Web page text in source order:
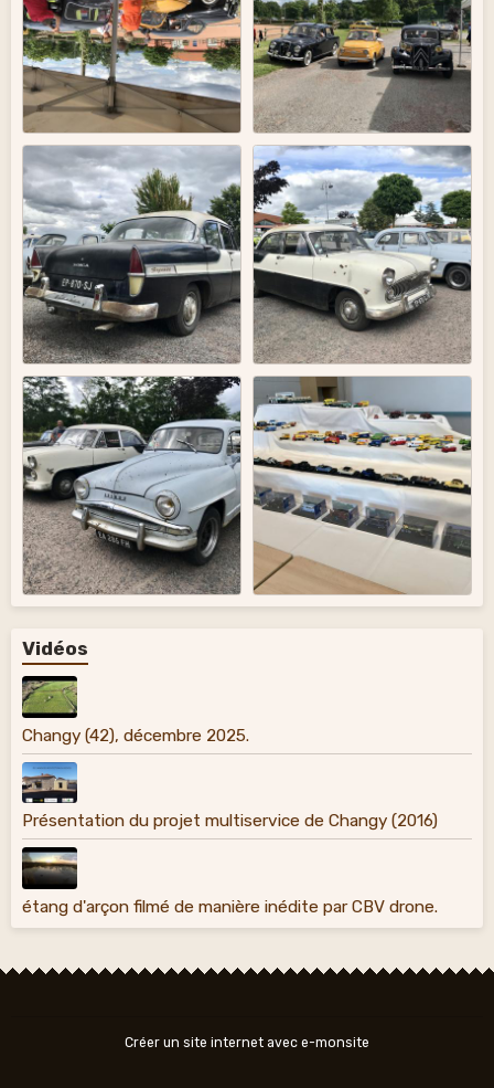
Vidéos
Changy (42), décembre 2025.
Présentation du projet multiservice de Changy (2016)
étang d'arçon filmé de manière inédite par CBV drone.
Créer un site internet avec e-monsite